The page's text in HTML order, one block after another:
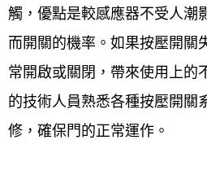
觸，優點是較感應器不受人潮
而開關的機率。如果按壓開關
常開啟或關閉，帶來使用上的
的技術人員熟悉各種按壓開關
修，確保門的正常運作。